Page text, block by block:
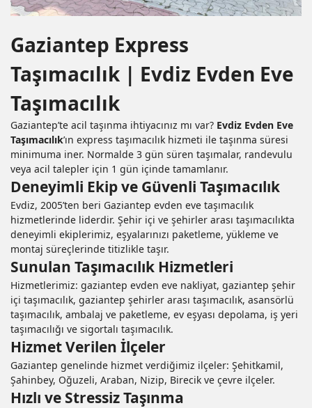
Gaziantep Express
Taşımacılık | Evdiz Evden Eve
Taşımacılık
Gaziantep’te acil taşınma ihtiyacınız mı var? Evdiz Evden Eve
Taşımacılık’ın express taşımacılık hizmeti ile taşınma süresi
minimuma iner. Normalde 3 gün süren taşımalar, randevulu
veya acil talepler için 1 gün içinde tamamlanır.
Deneyimli Ekip ve Güvenli Taşımacılık
Evdiz, 2005’ten beri Gaziantep evden eve taşımacılık
hizmetlerinde liderdir. Şehir içi ve şehirler arası taşımacılıkta
deneyimli ekiplerimiz, eşyalarınızı paketleme, yükleme ve
montaj süreçlerinde titizlikle taşır.
Sunulan Taşımacılık Hizmetleri
Hizmetlerimiz: gaziantep evden eve nakliyat, gaziantep şehir
içi taşımacılık, gaziantep şehirler arası taşımacılık, asansörlü
taşımacılık, ambalaj ve paketleme, ev eşyası depolama, iş yeri
taşımacılığı ve sigortalı taşımacılık.
Hizmet Verilen İlçeler
Gaziantep genelinde hizmet verdiğimiz ilçeler: Şehitkamil,
Şahinbey, Oğuzeli, Araban, Nizip, Birecik ve çevre ilçeler.
Hızlı ve Stressiz Taşınma